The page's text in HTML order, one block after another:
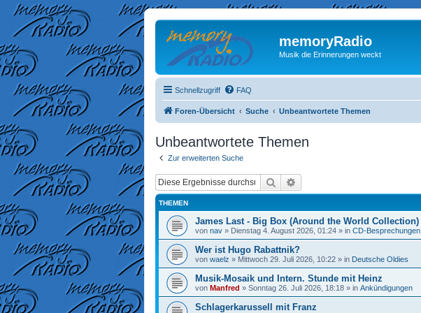
memoryRadio
Musik die Erinnerungen weckt
Schnellzugriff FAQ
Foren-Übersicht Suche Unbeantwortete Themen
Unbeantwortete Themen
Zur erweiterten Suche
Suche
THEMEN
James Last - Big Box (Around the World Collection)
von nav » Dienstag 4. August 2026, 01:24 » in CD-Besprechungen
Wer ist Hugo Rabattnik?
von waelz » Mittwoch 29. Juli 2026, 10:22 » in Deutsche Oldies
Musik-Mosaik und Intern. Stunde mit Heinz
von Manfred » Sonntag 26. Juli 2026, 18:18 » in Ankündigungen
Schlagerkarussell mit Franz